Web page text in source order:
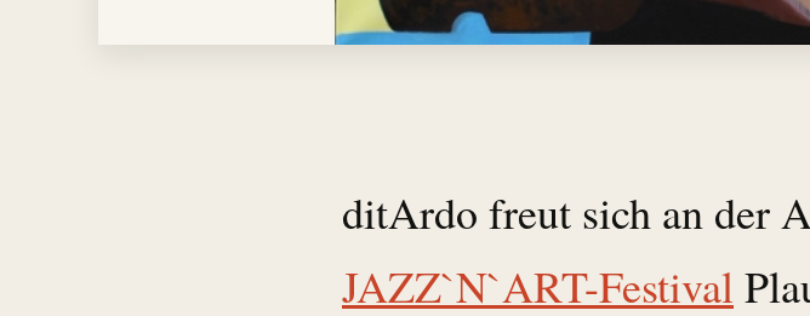
ditArdo freut sich an der
JAZZ`N`ART-Festival